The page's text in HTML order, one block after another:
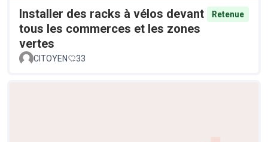
Installer des racks à vélos devant
tous les commerces et les zones
vertes
Retenue
CITOYEN 33